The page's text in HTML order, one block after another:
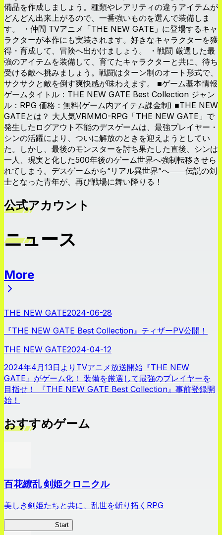
備品を作成しましょう。種類やレアリティの違うアイテムが
どんどん出来上がるので、一番強いものを選んで装備しま
す。 ・仲間 TVアニメ「THE NEW GATE」に登場するキャ
ラクターが本作にも実装されます。好きなキャラクターを獲
得・育成して、冒険へ出かけましょう。 ・戦闘 厳選した最
強のアイテムを装備して、育てたキャラクターと共に、待ち
受ける敵へ挑みましょう。戦闘はターン制のオート形式で、
サクサクと敵を倒す爽快感が味わえます。 ■ゲーム基本情報
ゲームタイトル：THE NEW GATE Best Collection ジャン
ル：RPG 価格：無料(ゲーム内アイテム課金制) ■THE NEW
GATEとは？ 大人気VRMMO-RPG「THE NEW GATE」で
発生したログアウト不能のデスゲームは、最強プレイヤー・
シンの活躍により、ついに解放のときを迎えようとしてい
た。しかし、最後のモンスターを討ち果たした直後、シンは
一人、現実と化した500年後のゲーム世界へ強制転移させら
れてしまう。デスゲームから“リアル異世界”へ――伝説の剣
士となった青年が、再び戦場に舞い降りる！
公式アカウント
ニュース
More
THE NEW GATE2024-06-28
『THE NEW GATE Best Collection』ティザーPV公開！
THE NEW GATE2024-04-12
2024年4月13日よりTVアニメ放送開始『THE NEW
GATE』がゲーム化！ 装備を厳選して最強のプレイヤーを
目指せ！ 『THE NEW GATE Best Collection』事前登録開
始！
おすすめゲーム
百花繚乱 剣姫クロニクル
美しき剣姫たちと共に、乱世を斬り拓くRPG
Start